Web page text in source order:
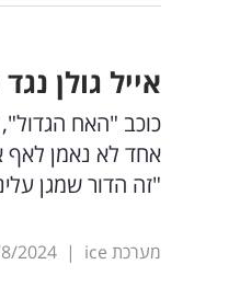
אייל גולן
כוכב "האח
אחד לא נאמן לאף
"זה הדור שמגן
מערכת ice |
2024